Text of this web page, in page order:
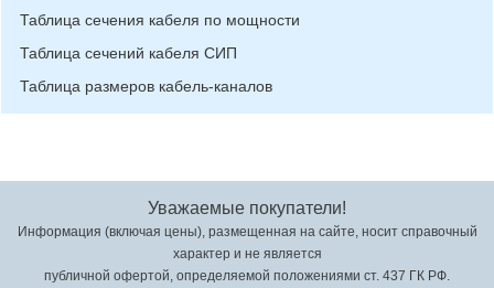
Таблица сечения кабеля по мощности
Таблица сечений кабеля СИП
Таблица размеров кабель-каналов
Уважаемые покупатели!
Информация (включая цены), размещенная на сайте, носит справочный
характер и не является
публичной офертой, определяемой положениями ст. 437 ГК РФ.